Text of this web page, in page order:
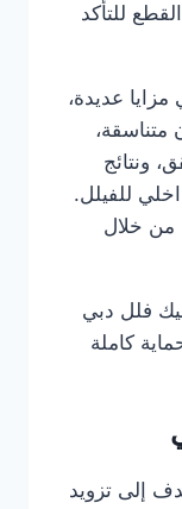
للتأكد
عديدة،
متناسقة،
ونتائج
للفيلل.
من خلال
فلل دبي
كاملة
إلى تزويد